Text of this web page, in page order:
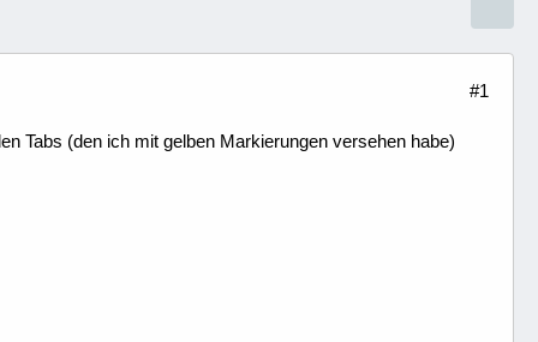
#1
Tabs (den ich mit gelben Markierungen versehen habe)